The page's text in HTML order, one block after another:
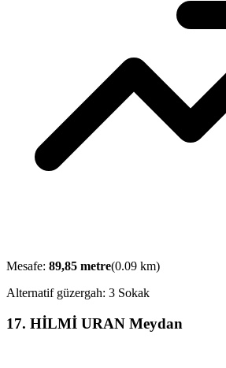
Mesafe: 89,85 metre(0.09 km)
Alternatif güzergah: 3 Sokak
17. HİLMİ URAN Meydan